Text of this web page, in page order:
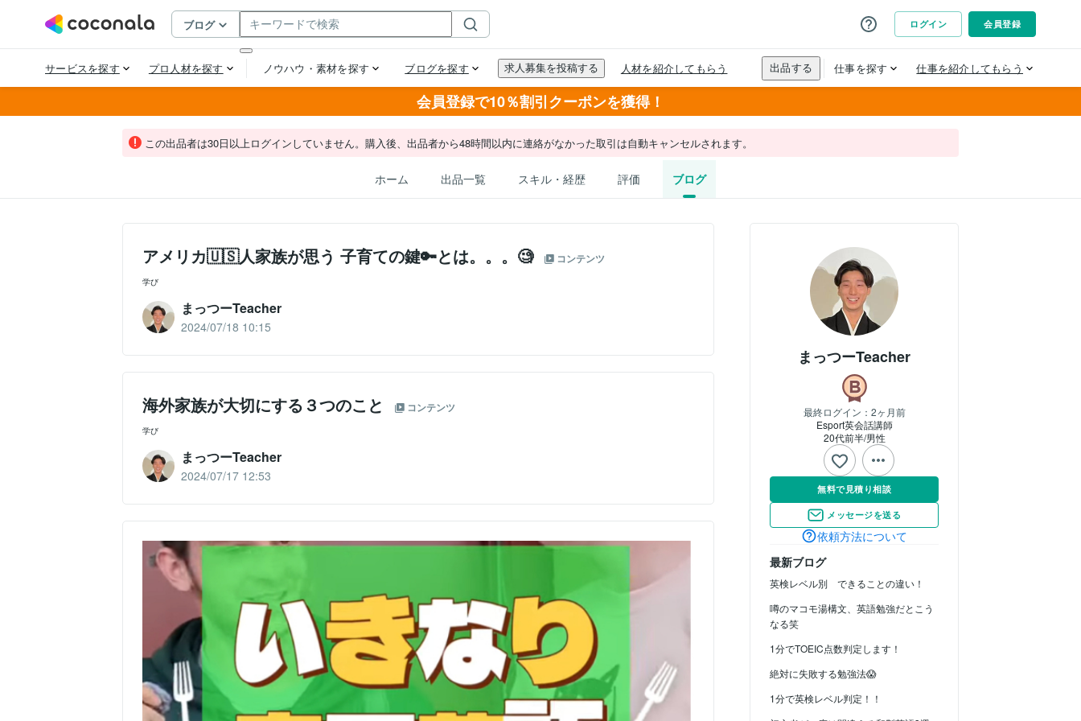
会員登録で10％割引クーポンを獲得！
この出品者は30日以上ログインしていません。購入後、出品者から48時間以内に連絡がなかった取引は自動キャンセルされます。
ホーム 出品一覧 スキル・経歴 評価 ブログ
まっつーTeacher
最終ログイン： 2ヶ月前
Esport英会話講師
20代前半男性
無料で見積り相談
メッセージを送る
依頼方法について
最新ブログ
英検レベル別 できることの違い！
噂のマコモ湯構文、英語勉強だとこう
なる笑
1分でTOEIC点数判定します！
絶対に失敗する勉強法😱
1分で英検レベル判定！！
アメリカ🇺🇸人家族が思う 子育ての鍵🔑とは。。。🧐 コンテンツ
学び
まっつーTeacher
2024/07/18 10:15
海外家族が大切にする３つのこと コンテンツ
学び
まっつーTeacher
2024/07/17 12:53